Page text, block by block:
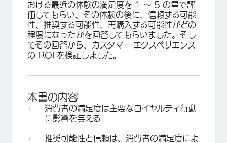
おける最近の体験の満足度を 1 〜 5 の星で評
価してもらい、その体験の後に、信頼する可能
性、推奨する可能性、再購入する可能性がどの
程度になったかを回答してもらいました。そし
てその回答から、カスタマー エクスペリエンス
の ROI を検証しました。
本書の内容
消費者の満足度は主要なロイヤルティ行動
に影響を与える
推奨可能性と信頼は、消費者の満足度によ